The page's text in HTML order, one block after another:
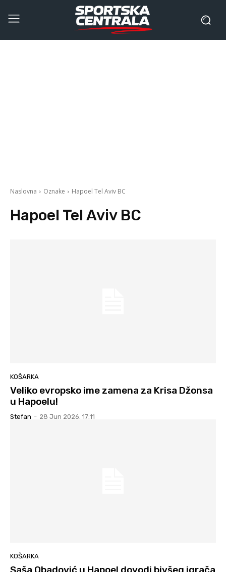
Naslovna Oznake Hapoel Tel Aviv BC
Hapoel Tel Aviv BC
KOŠARKA
Veliko evropsko ime zamena za Krisa Džonsa
u Hapoelu!
Stefan - 28 Jun 2026. 17:11
KOŠARKA